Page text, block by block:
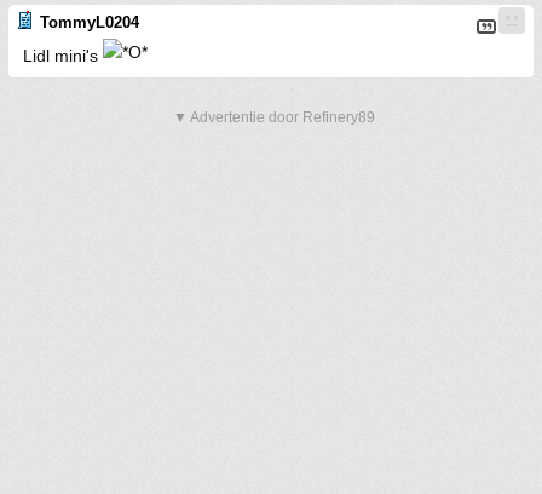
TommyL0204
Lidl mini's
▼ Advertentie door Refinery89